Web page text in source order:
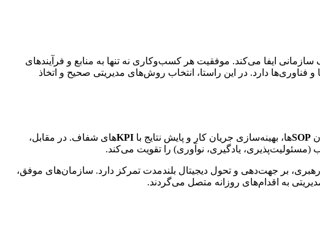
SOP‌ها، بهینه‌سازی جریان کار و پایش نتایج با KPI
روزانه متصل می‌گردند.